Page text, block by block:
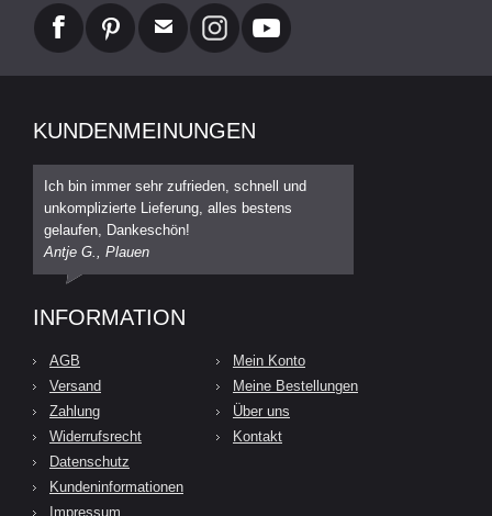
KUNDENMEINUNGEN
Ich bin immer sehr zufrieden, schnell und
unkomplizierte Lieferung, alles bestens
gelaufen, Dankeschön!
Antje G., Plauen
INFORMATION
AGB
Versand
Zahlung
Widerrufsrecht
Datenschutz
Kundeninformationen
Impressum
Mein Konto
Meine Bestellungen
Über uns
Kontakt